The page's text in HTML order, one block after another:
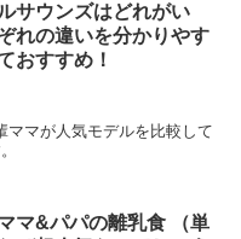
サウンズはどれがい
れの違いを分かりやす
おすすめ！
ママが人気モデルを比較して
マ&パパの離乳食 （単